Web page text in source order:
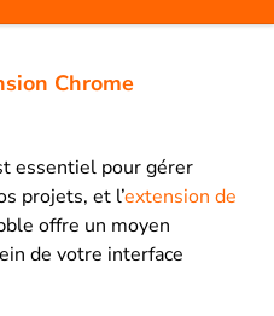
Chrome
essentiel pour gérer
projets, et l’extension de
offre un moyen
de votre interface